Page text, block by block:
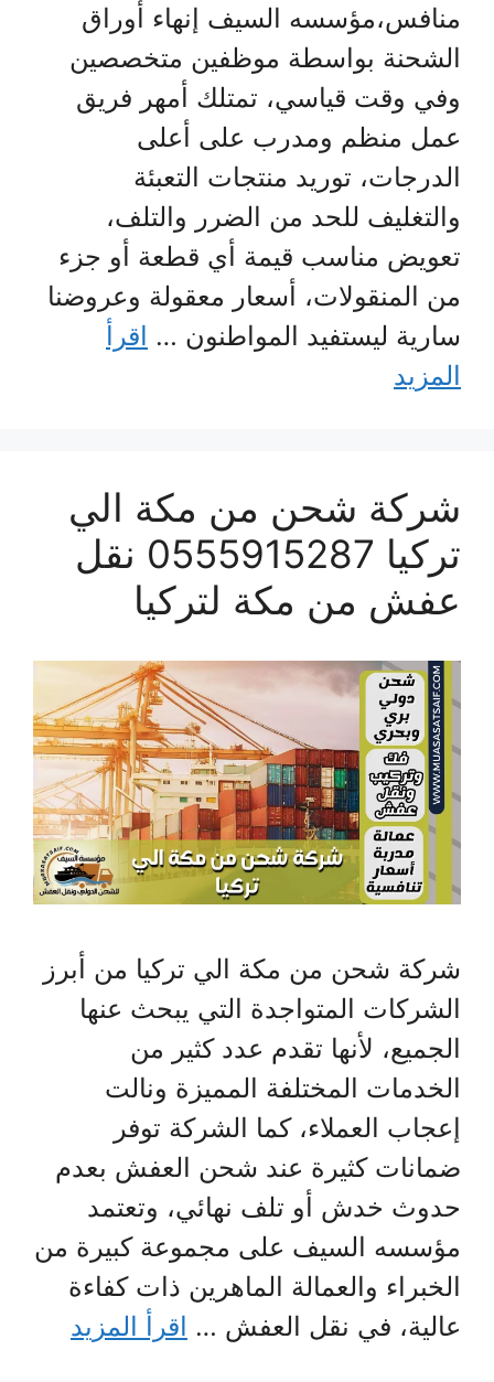
منافس،مؤسسه السيف إنهاء أوراق
الشحنة بواسطة موظفين متخصصين
وفي وقت قياسي، تمتلك أمهر فريق
عمل منظم ومدرب على أعلى
الدرجات، توريد منتجات التعبئة
والتغليف للحد من الضرر والتلف،
تعويض مناسب قيمة أي قطعة أو جزء
من المنقولات، أسعار معقولة وعروضنا
سارية ليستفيد المواطنون … اقرأ
المزيد
شركة شحن من مكة الي
تركيا 0555915287 نقل
عفش من مكة لتركيا
شركة شحن من مكة الي تركيا من أبرز
الشركات المتواجدة التي يبحث عنها
الجميع، لأنها تقدم عدد كثير من
الخدمات المختلفة المميزة ونالت
إعجاب العملاء، كما الشركة توفر
ضمانات كثيرة عند شحن العفش بعدم
حدوث خدش أو تلف نهائي، وتعتمد
مؤسسه السيف على مجموعة كبيرة من
الخبراء والعمالة الماهرين ذات كفاءة
عالية، في نقل العفش … اقرأ المزيد